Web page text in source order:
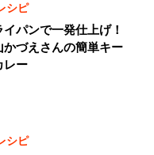
シピ
イパンで一発仕上げ！
かづえさんの簡単キー
レー
シピ